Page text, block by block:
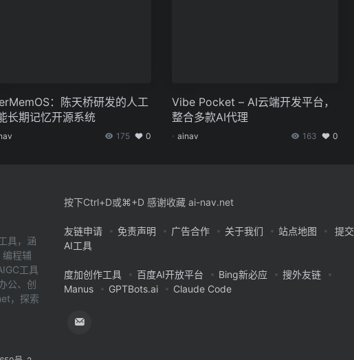
：陈天桥研发的人工
长期记忆开源系统
175 0
Vibe Pocket – AI云端开发平台，
整合多款AI代理
ainav 163 0
具，涵
编程辅
工具
公、创
，探索
按下Ctrl+D或⌘+D 感谢收藏 ai-nav.net
友链申请 免责声明 广告合作 关于我们 站点地图
提交
AI工具
度加创作工具 百度AI开放平台 Bing新必应
搜外友链
Manus
GPTBots.ai Claude Code